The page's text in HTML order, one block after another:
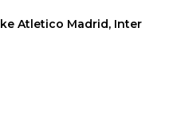
Atletico Madrid, Inter